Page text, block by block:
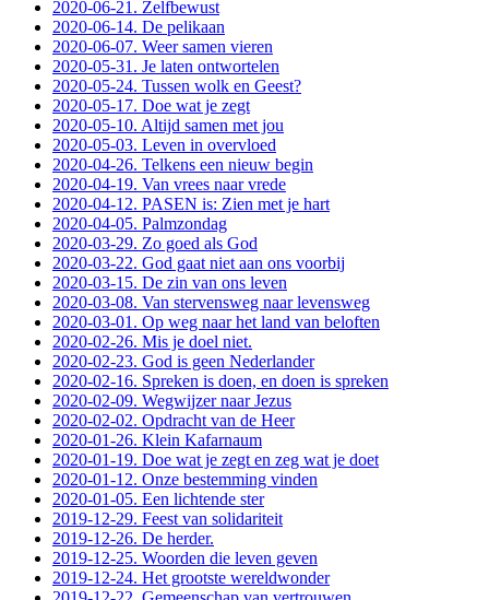
2020-06-21. Zelfbewust
2020-06-14. De pelikaan
2020-06-07. Weer samen vieren
2020-05-31. Je laten ontwortelen
2020-05-24. Tussen wolk en Geest?
2020-05-17. Doe wat je zegt
2020-05-10. Altijd samen met jou
2020-05-03. Leven in overvloed
2020-04-26. Telkens een nieuw begin
2020-04-19. Van vrees naar vrede
2020-04-12. PASEN is: Zien met je hart
2020-04-05. Palmzondag
2020-03-29. Zo goed als God
2020-03-22. God gaat niet aan ons voorbij
2020-03-15. De zin van ons leven
2020-03-08. Van stervensweg naar levensweg
2020-03-01. Op weg naar het land van beloften
2020-02-26. Mis je doel niet.
2020-02-23. God is geen Nederlander
2020-02-16. Spreken is doen, en doen is spreken
2020-02-09. Wegwijzer naar Jezus
2020-02-02. Opdracht van de Heer
2020-01-26. Klein Kafarnaum
2020-01-19. Doe wat je zegt en zeg wat je doet
2020-01-12. Onze bestemming vinden
2020-01-05. Een lichtende ster
2019-12-29. Feest van solidariteit
2019-12-26. De herder.
2019-12-25. Woorden die leven geven
2019-12-24. Het grootste wereldwonder